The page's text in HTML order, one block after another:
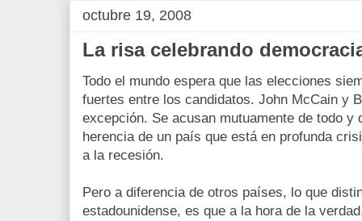
octubre 19, 2008
La risa celebrando
Todo el mundo espera que las elecciones
fuertes entre los candidatos. John McCain y
excepción. Se acusan mutuamente de todo y
herencia de un país que está en profunda
a la recesión.
Pero a diferencia de otros países, lo que
estadounidense, es que a la hora de la